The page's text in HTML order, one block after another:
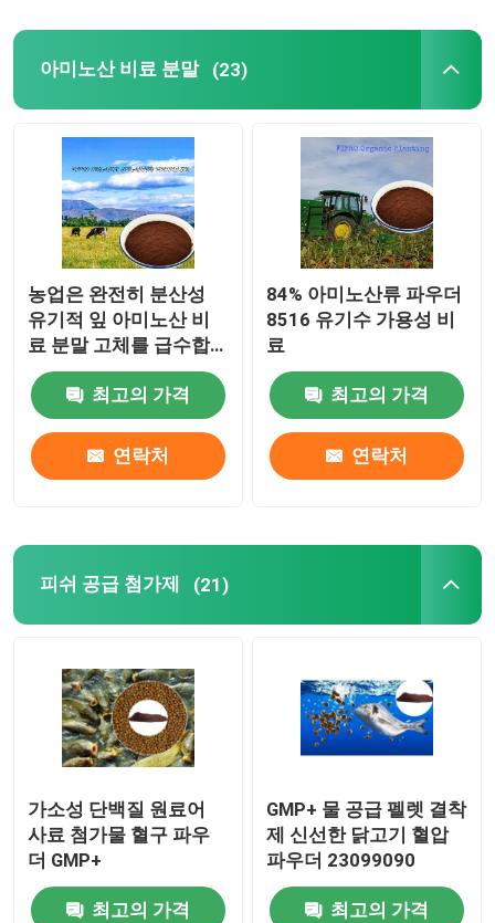
아미노산 비료 분말 (23)
농업은 완전히 분산성
유기적 잎 아미노산 비
료 분말 고체를 급수합
니다
최고의 가격
연락처
84% 아미노산류 파우더
8516 유기수 가용성 비
료
최고의 가격
연락처
피쉬 공급 첨가제 (21)
가소성 단백질 원료어
사료 첨가물 혈구 파우
더 GMP+
최고의 가격
GMP+ 물 공급 펠렛 결착
제 신선한 닭고기 혈압
파우더 23099090
최고의 가격